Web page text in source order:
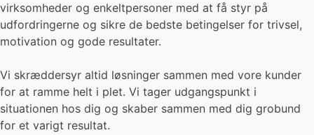
virksomheder og enkeltpersoner med at få styr på
udfordringerne og sikre de bedste betingelser for trivsel,
motivation og gode resultater.
Vi skræddersyr altid løsninger sammen med vore kunder
for at ramme helt i plet. Vi tager udgangspunkt i
situationen hos dig og skaber sammen med dig grobund
for et varigt resultat.